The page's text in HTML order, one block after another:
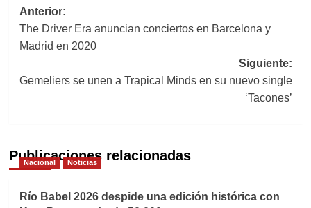
Navegación
de
Anterior:
The Driver Era anuncian conciertos en Barcelona y
Madrid en 2020
Siguiente:
Gemeliers se unen a Trapical Minds en su nuevo single
‘Tacones’
Publicaciones relacionadas
Nacional Noticias
Río Babel 2026 despide una edición histórica con